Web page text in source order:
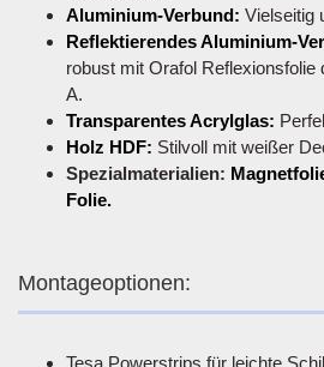
Aluminium-Verbund: Vielseitig
Reflektierendes Aluminium-
robust mit Orafol Reflexionsfolie
A.
Transparentes Acrylglas:
Holz HDF: Stilvoll mit weißer
Spezialmaterialien:
Folie.
Montageoptionen:
Tesa Powerstrips für leichte